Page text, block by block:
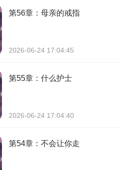
第56章：母亲的戒指
2026-06-24 17:04:45
第55章：什么护士
2026-06-24 17:04:40
第54章：不会让你走